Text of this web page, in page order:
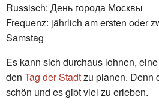
Russisch: День города Москвы
Frequenz: jährlich am ersten oder
Samstag
Es kann sich durchaus lohnen,
den Tag der Stadtzu planen. Denn
schön und es gibt viel zu erleben.